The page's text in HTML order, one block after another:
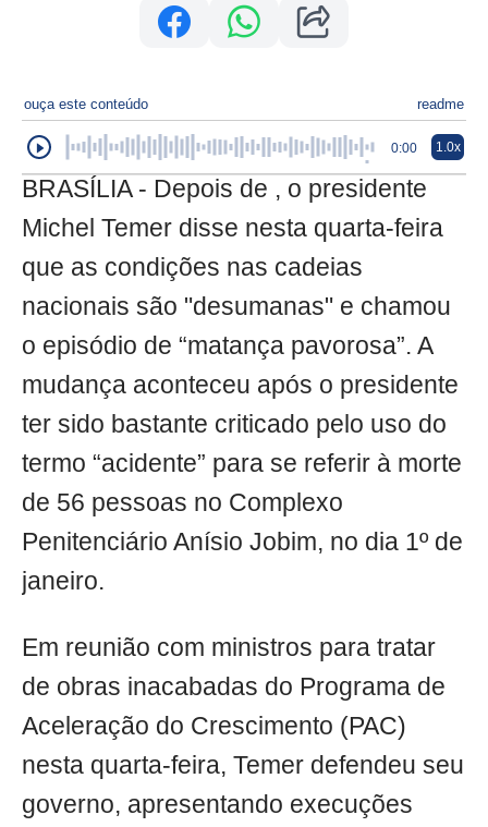
ouça este conteúdo readme
0:00 1.0x
BRASÍLIA - Depois de , o presidente
Michel Temer disse nesta quarta-feira
que as condições nas cadeias
nacionais são "desumanas" e chamou
o episódio de “matança pavorosa”. A
mudança aconteceu após o presidente
ter sido bastante criticado pelo uso do
termo “acidente” para se referir à morte
de 56 pessoas no Complexo
Penitenciário Anísio Jobim, no dia 1º de
janeiro.
Em reunião com ministros para tratar
de obras inacabadas do Programa de
Aceleração do Crescimento (PAC)
nesta quarta-feira, Temer defendeu seu
governo, apresentando execuções